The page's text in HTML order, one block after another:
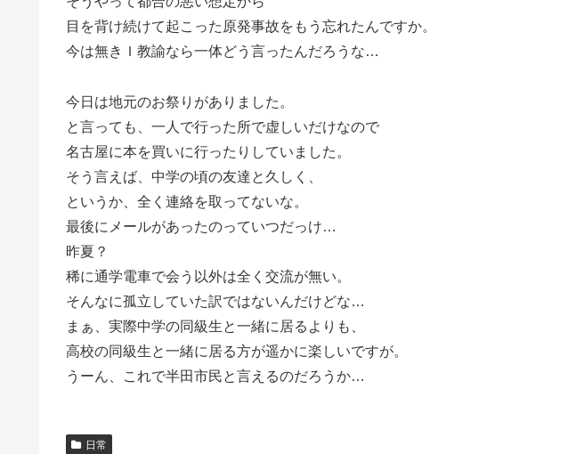
目を背け続けて起こった原発事故をもう忘れたんですか。
今は無きＩ教諭なら一体どう言ったんだろうな…
今日は地元のお祭りがありました。
と言っても、一人で行った所で虚しいだけなので
名古屋に本を買いに行ったりしていました。
そう言えば、中学の頃の友達と久しく、
というか、全く連絡を取ってないな。
最後にメールがあったのっていつだっけ…
昨夏？
稀に通学電車で会う以外は全く交流が無い。
そんなに孤立していた訳ではないんだけどな…
まぁ、実際中学の同級生と一緒に居るよりも、
高校の同級生と一緒に居る方が遥かに楽しいですが。
うーん、これで半田市民と言えるのだろうか…
日常